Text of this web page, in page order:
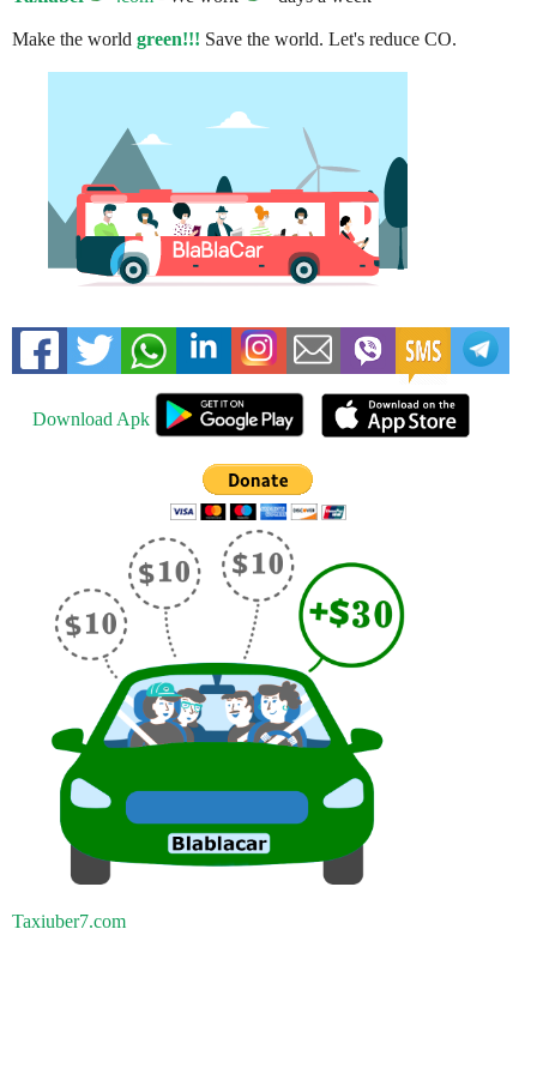
Make the world green!!! Save the world. Let's reduce CO.
Download Apk
Taxiuber7.com